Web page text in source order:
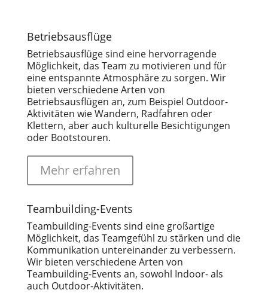
Betriebsausflüge
Betriebsausflüge sind eine hervorragende
Möglichkeit, das Team zu motivieren und für
eine entspannte Atmosphäre zu sorgen. Wir
bieten verschiedene Arten von
Betriebsausflügen an, zum Beispiel Outdoor-
Aktivitäten wie Wandern, Radfahren oder
Klettern, aber auch kulturelle Besichtigungen
oder Bootstouren.
Mehr erfahren
Teambuilding-Events
Teambuilding-Events sind eine großartige
Möglichkeit, das Teamgefühl zu stärken und die
Kommunikation untereinander zu verbessern.
Wir bieten verschiedene Arten von
Teambuilding-Events an, sowohl Indoor- als
auch Outdoor-Aktivitäten.